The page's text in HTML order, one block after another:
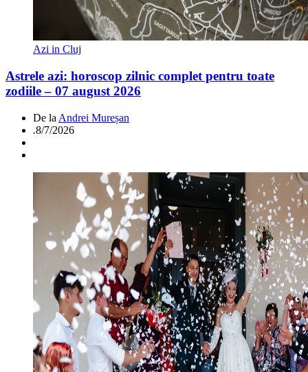
Azi in Cluj
Astrele azi: horoscop zilnic complet pentru toate
zodiile – 07 august 2026
De la Andrei Mureșan
.8/7/2026